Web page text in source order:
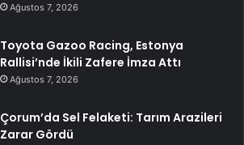
Ağustos 7, 2026
Toyota Gazoo Racing, Estonya
Rallisi’nde İkili Zafere İmza Attı
Ağustos 7, 2026
Çorum’da Sel Felaketi: Tarım Arazileri
Zarar Gördü